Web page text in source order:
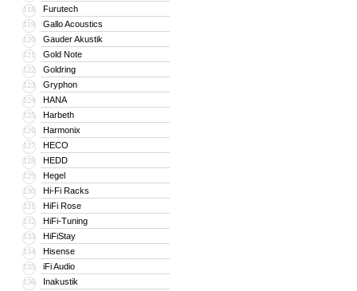
118 Furutech
119 Gallo Acoustics
120 Gauder Akustik
121 Gold Note
122 Goldring
123 Gryphon
124 HANA
125 Harbeth
126 Harmonix
127 HECO
128 HEDD
129 Hegel
130 Hi-Fi Racks
131 HiFi Rose
132 HiFi-Tuning
133 HiFiStay
134 Hisense
135 iFi Audio
136 Inakustik